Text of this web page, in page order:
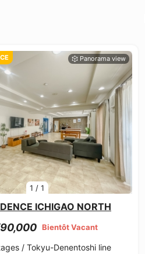
1 /1
ICHIGAO NORTH
Bientôt Vacant
/ Tokyu-Denentoshi line